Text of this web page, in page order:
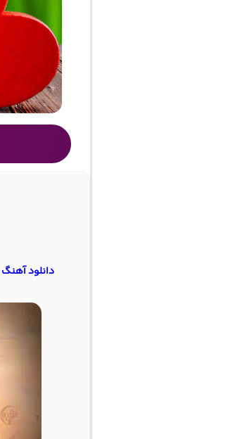
دانلود آهنگ